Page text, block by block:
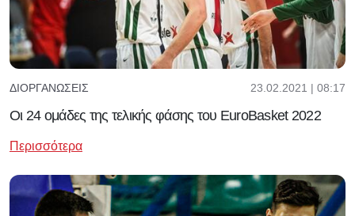
ΔΙΟΡΓΑΝΏΣΕΙΣ 23.02.2021 | 08:17
Οι 24 ομάδες της τελικής φάσης του EuroBasket 2022
Περισσότερα